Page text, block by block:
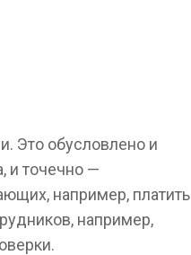
Это обусловлено и
и точечно —
например, платить
например,